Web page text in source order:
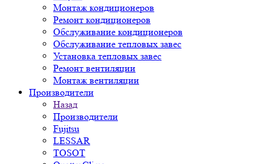
Монтаж кондиционеров
Ремонт кондиционеров
Обслуживание кондиционеров
Обслуживание тепловых завес
Установка тепловых завес
Ремонт вентиляции
Монтаж вентиляции
Производители
Назад
Производители
Fujitsu
LESSAR
TOSOT